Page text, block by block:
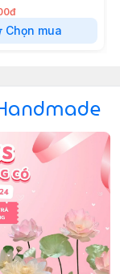
Chọn mua